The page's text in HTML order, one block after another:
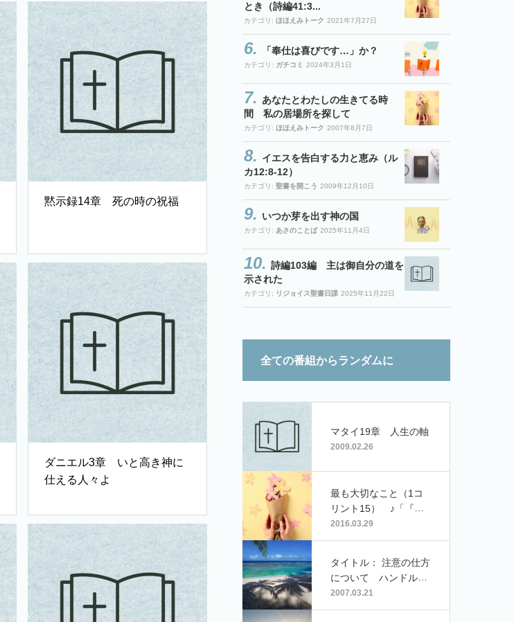
黙示録14章 死の時の祝福
ダニエル3章 いと高き神に
仕える人々よ
とき（詩編41:3...
カテゴリ: ほほえみトーク 2021年7月27日
「奉仕は喜びです…」か？
カテゴリ: ガチコミ 2024年3月1日
あなたとわたしの生きてる時
間 私の居場所を探して
カテゴリ: ほほえみトーク 2007年8月7日
イエスを告白する力と恵み（ル
カ12:8-12）
カテゴリ: 聖書を開こう 2009年12月10日
いつか芽を出す神の国
カテゴリ: あさのことば 2025年11月4日
詩編103編 主は御自分の道を
示された
カテゴリ: リジョイス聖書日課 2025年11月22日
全ての番組からランダムに
マタイ19章 人生の軸
2009.02.26
最も大切なこと（1コ
リント15） ♪「『主
にのみ十字架を（讃美
歌331）』ハープ：
リン：宮野陽子」）
2016.03.29
タイトル： 注意の仕方
について ハンドルネ
ーム･フラワーさん
2007.03.21